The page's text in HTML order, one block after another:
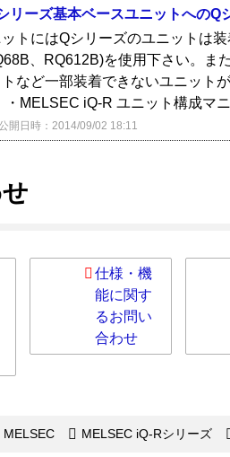
リーズ基本ベースユニットへのQ
トにはQシリーズのユニットは
、RQ612B)を使用下さい。ま
トなど一部装着できないユニット
・MELSEC iQ-R ユニット構成マ
開日時：2014/09/02 18:11
仕様・機
能に関す
るお問い
合わせ
MELSEC MELSEC iQ-Rシリーズ